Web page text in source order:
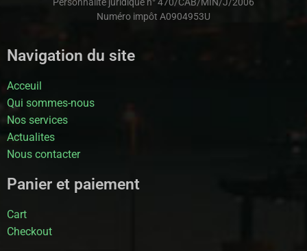
Numéro impôt A0904953U
Navigation du site
Acceuil
Qui sommes-nous
Nos services
Actualites
Nous contacter
Panier et paiement
Cart
Checkout